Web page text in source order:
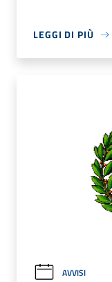
LEGGI DI PIÙ
AVVISI